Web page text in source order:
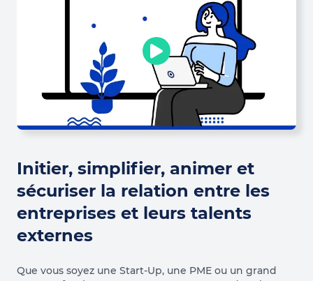
Initier, simplifier, animer et
sécuriser la relation entre les
entreprises et leurs talents
externes
Que vous soyez une Start-Up, une PME ou un grand